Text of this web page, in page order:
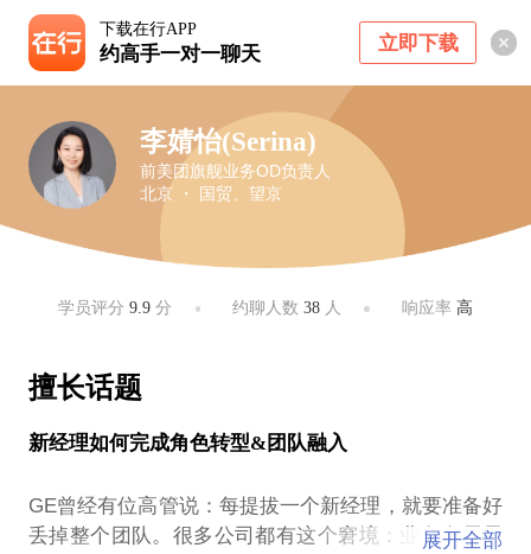
下载在行APP
约高手一对一聊天 立即下载
李婧怡(Serina)
前美团旗舰业务OD负责人
北京 ・ 国贸、望京
学员评分9.9 分 约聊人数 38人 响应率 高
擅长话题
新经理如何完成角色转型&团队融入
GE曾经有位高管说：每提拔一个新经理，就要准备好
丢掉整个团队。很多公司都有这个窘境：业务发展需
展开全部